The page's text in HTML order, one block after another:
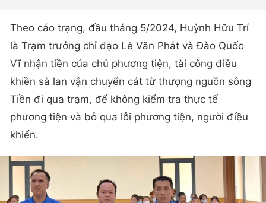
Theo cáo trạng, đầu tháng 5/2024, Huỳnh Hữu Trí
là Trạm trưởng chỉ đạo Lê Văn Phát và Đào Quốc
Vĩ nhận tiền của chủ phương tiện, tài công điều
khiền sà lan vận chuyển cát từ thượng nguồn sông
Tiền đi qua trạm, để không kiểm tra thực tế
phương tiện và bỏ qua lỗi phương tiện, người điều
khiển.